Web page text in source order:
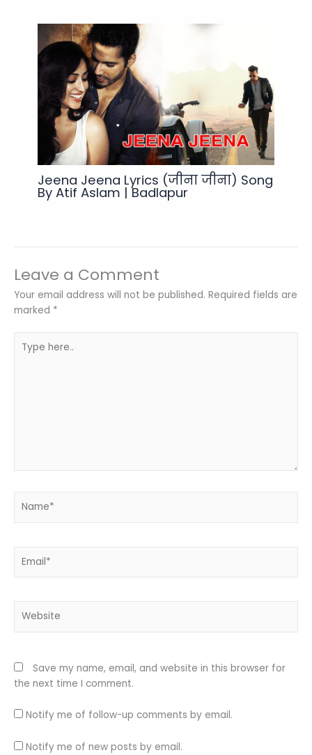
Jeena Jeena Lyrics (जीना जीना) Song
By Atif Aslam | Badlapur
Leave a Comment
Your email address will not be published. Required fields are
marked *
here..
Save my name, email, and website in this browser for
the next time I comment.
Notify me of follow-up comments by email.
Notify me of new posts by email.